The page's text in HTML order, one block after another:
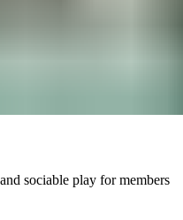
sociable play for members